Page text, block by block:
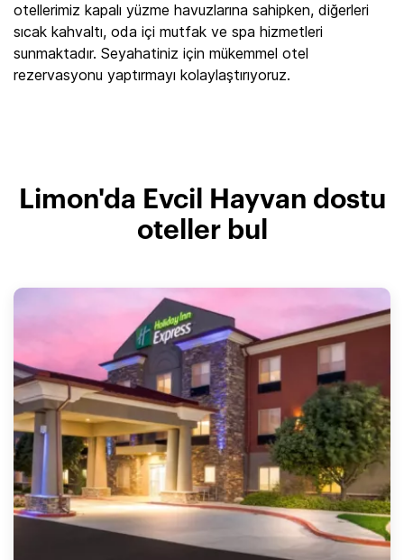
otellerimiz kapalı yüzme havuzlarına sahipken, diğerleri
sıcak kahvaltı, oda içi mutfak ve spa hizmetleri
sunmaktadır. Seyahatiniz için mükemmel otel
rezervasyonu yaptırmayı kolaylaştırıyoruz.
Limon'da Evcil Hayvan dostu
oteller bul